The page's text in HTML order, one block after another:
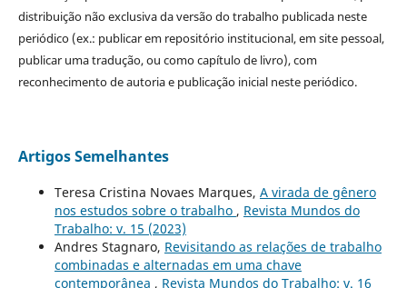
distribuição não exclusiva da versão do trabalho publicada neste
periódico (ex.: publicar em repositório institucional, em site pessoal,
publicar uma tradução, ou como capítulo de livro), com
reconhecimento de autoria e publicação inicial neste periódico.
Artigos Semelhantes
Teresa Cristina Novaes Marques, A virada de gênero
nos estudos sobre o trabalho , Revista Mundos do
Trabalho: v. 15 (2023)
Andres Stagnaro, Revisitando as relações de trabalho
combinadas e alternadas em uma chave
contemporânea , Revista Mundos do Trabalho: v. 16